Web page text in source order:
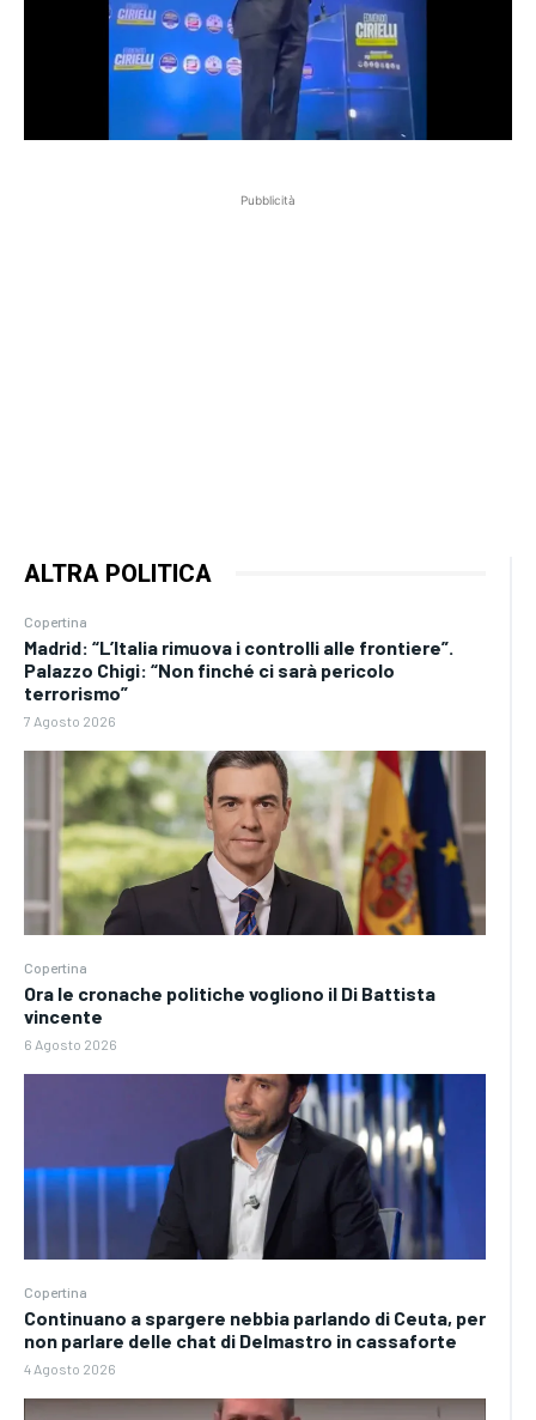
Pubblicità
ALTRA POLITICA
Copertina
Madrid: “L’Italia rimuova i controlli alle frontiere”.
Palazzo Chigi: “Non finché ci sarà pericolo
terrorismo”
7 Agosto 2026
Copertina
Ora le cronache politiche vogliono il Di Battista
vincente
6 Agosto 2026
Copertina
Continuano a spargere nebbia parlando di Ceuta, per
non parlare delle chat di Delmastro in cassaforte
4 Agosto 2026